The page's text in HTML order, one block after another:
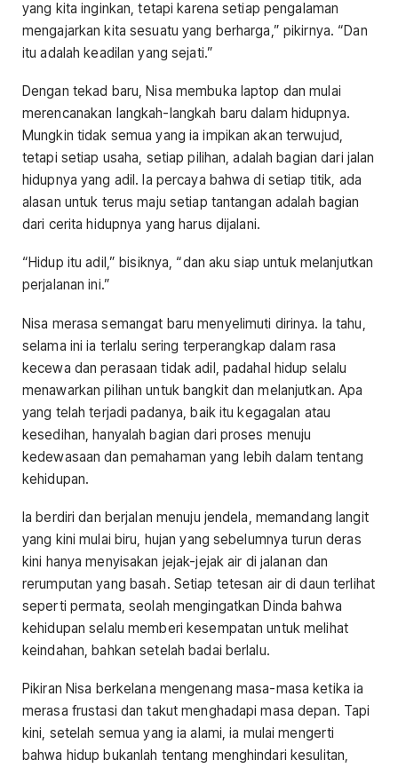
yang kita inginkan, tetapi karena setiap pengalaman
mengajarkan kita sesuatu yang berharga,” pikirnya. “Dan
itu adalah keadilan yang sejati.”
Dengan tekad baru, Nisa membuka laptop dan mulai
merencanakan langkah-langkah baru dalam hidupnya.
Mungkin tidak semua yang ia impikan akan terwujud,
tetapi setiap usaha, setiap pilihan, adalah bagian dari jalan
hidupnya yang adil. Ia percaya bahwa di setiap titik, ada
alasan untuk terus maju setiap tantangan adalah bagian
dari cerita hidupnya yang harus dijalani.
“Hidup itu adil,” bisiknya, “dan aku siap untuk melanjutkan
perjalanan ini.”
Nisa merasa semangat baru menyelimuti dirinya. Ia tahu,
selama ini ia terlalu sering terperangkap dalam rasa
kecewa dan perasaan tidak adil, padahal hidup selalu
menawarkan pilihan untuk bangkit dan melanjutkan. Apa
yang telah terjadi padanya, baik itu kegagalan atau
kesedihan, hanyalah bagian dari proses menuju
kedewasaan dan pemahaman yang lebih dalam tentang
kehidupan.
Ia berdiri dan berjalan menuju jendela, memandang langit
yang kini mulai biru, hujan yang sebelumnya turun deras
kini hanya menyisakan jejak-jejak air di jalanan dan
rerumputan yang basah. Setiap tetesan air di daun terlihat
seperti permata, seolah mengingatkan Dinda bahwa
kehidupan selalu memberi kesempatan untuk melihat
keindahan, bahkan setelah badai berlalu.
Pikiran Nisa berkelana mengenang masa-masa ketika ia
merasa frustasi dan takut menghadapi masa depan. Tapi
kini, setelah semua yang ia alami, ia mulai mengerti
bahwa hidup bukanlah tentang menghindari kesulitan,